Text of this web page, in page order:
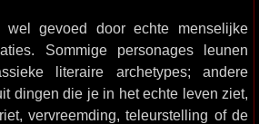
gevoed door echte menselijke
Sommige personages leunen
literaire archetypes; andere
dingen die je in het echte leven ziet,
vervreemding, teleurstelling of de